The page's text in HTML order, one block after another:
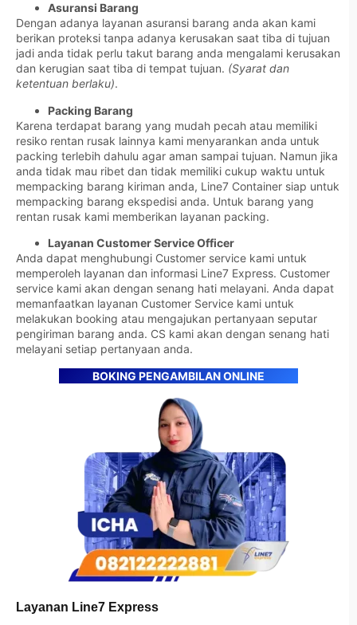
Asuransi Barang
Dengan adanya layanan asuransi barang anda akan kami
berikan proteksi tanpa adanya kerusakan saat tiba di tujuan
jadi anda tidak perlu takut barang anda mengalami kerusakan
dan kerugian saat tiba di tempat tujuan. (Syarat dan
ketentuan berlaku).
Packing Barang
Karena terdapat barang yang mudah pecah atau memiliki
resiko rentan rusak lainnya kami menyarankan anda untuk
packing terlebih dahulu agar aman sampai tujuan. Namun jika
anda tidak mau ribet dan tidak memiliki cukup waktu untuk
mempacking barang kiriman anda, Line7 Container siap untuk
mempacking barang ekspedisi anda. Untuk barang yang
rentan rusak kami memberikan layanan packing.
Layanan Customer Service Officer
Anda dapat menghubungi Customer service kami untuk
memperoleh layanan dan informasi Line7 Express. Customer
service kami akan dengan senang hati melayani. Anda dapat
memanfaatkan layanan Customer Service kami untuk
melakukan booking atau mengajukan pertanyaan seputar
pengiriman barang anda. CS kami akan dengan senang hati
melayani setiap pertanyaan anda.
BOKING PENGAMBILAN ONLINE
Layanan Line7 Express